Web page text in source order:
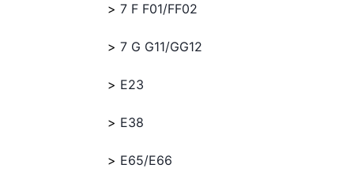
7 F F01/FF02
7 G G11/GG12
E23
E38
E65/E66